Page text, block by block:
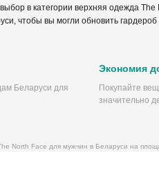
в категории верхняя одежда
чтобы вы могли обновить
Беларуси для
Экономия
Покупайте
значительно
North Face для мужчин в Беларуси на